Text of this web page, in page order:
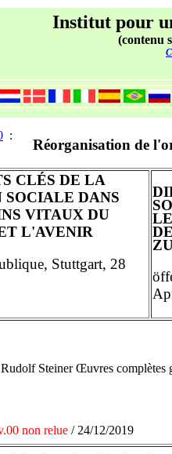
Institut pour
(contenu
:
Réorganisation de
CLÉS DE LA
SOCIALE DANS
VITAUX DU
L'AVENIR
Stuttgart, 28
Rudolf Steiner Œuvres
non relue / 24/12/2019